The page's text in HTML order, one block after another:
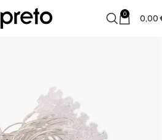
0 0,00